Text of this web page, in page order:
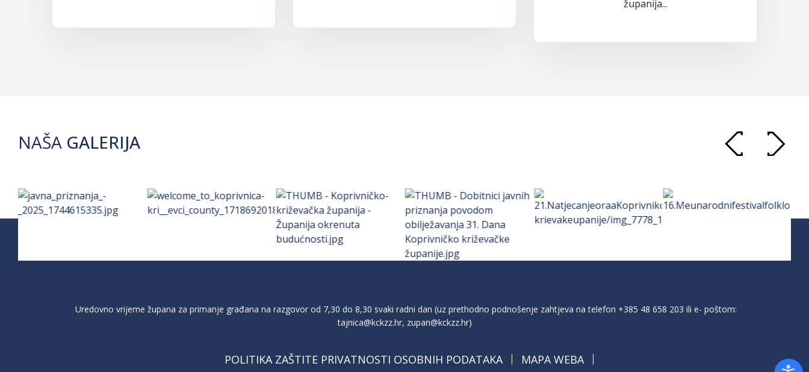
županija...
NAŠA GALERIJA
Uredovno vrijeme župana za primanje građana na razgovor od 7,30 do 8,30 svaki radni dan (uz prethodno podnošenje zahtjeva na telefon +385 48 658 203 ili e- poštom:
tajnica@kckzz.hr, zupan@kckzz.hr)
POLITIKA ZAŠTITE PRIVATNOSTI OSOBNIH PODATAKA MAPA WEBA